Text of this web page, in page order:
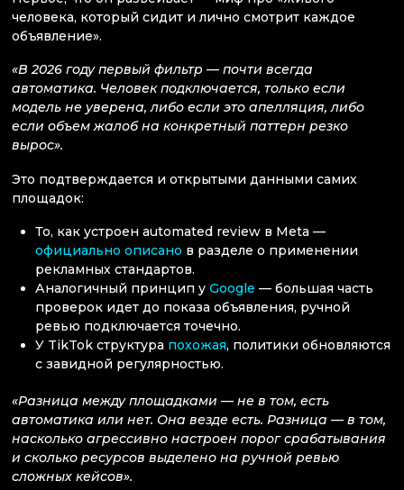
человека, который сидит и лично смотрит каждое
объявление».
«В 2026 году первый фильтр — почти всегда
автоматика. Человек подключается, только если
модель не уверена, либо если это апелляция, либо
если объем жалоб на конкретный паттерн резко
вырос».
Это подтверждается и открытыми данными самих
площадок:
То, как устроен automated review в Meta —
официально описано в разделе о применении
рекламных стандартов.
Аналогичный принцип уGoogle — большая часть
проверок идет до показа объявления, ручной
ревью подключается точечно.
У TikTok структура похожая, политики обновляются
с завидной регулярностью.
«Разница между площадками — не в том, есть
автоматика или нет. Она везде есть. Разница — в том,
насколько агрессивно настроен порог срабатывания
и сколько ресурсов выделено на ручной ревью
сложных кейсов».